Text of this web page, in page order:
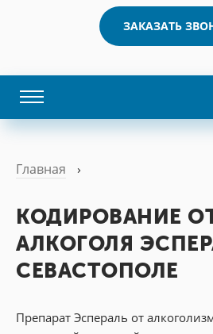
ЗАКАЗАТЬ
Главная ›
КОДИРОВАНИЕ
АЛКОГОЛЯ
СЕВАСТОПОЛЕ
Препарат Эспераль от